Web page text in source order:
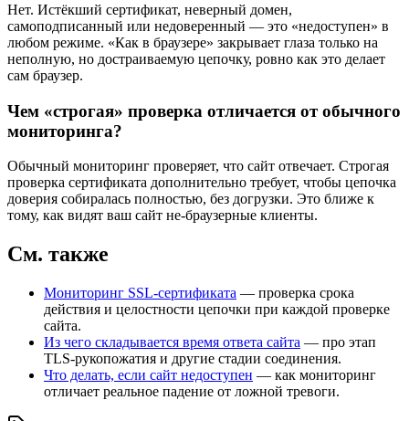
Нет. Истёкший сертификат, неверный домен,
самоподписанный или недоверенный — это «недоступен» в
любом режиме. «Как в браузере» закрывает глаза только на
неполную, но достраиваемую цепочку, ровно как это делает
сам браузер.
Чем «строгая» проверка отличается от обычного
мониторинга?
Обычный мониторинг проверяет, что сайт отвечает. Строгая
проверка сертификата дополнительно требует, чтобы цепочка
доверия собиралась полностью, без догрузки. Это ближе к
тому, как видят ваш сайт не-браузерные клиенты.
См. также
Мониторинг SSL-сертификата — проверка срока
действия и целостности цепочки при каждой проверке
сайта.
Из чего складывается время ответа сайта — про этап
TLS-рукопожатия и другие стадии соединения.
Что делать, если сайт недоступен — как мониторинг
отличает реальное падение от ложной тревоги.